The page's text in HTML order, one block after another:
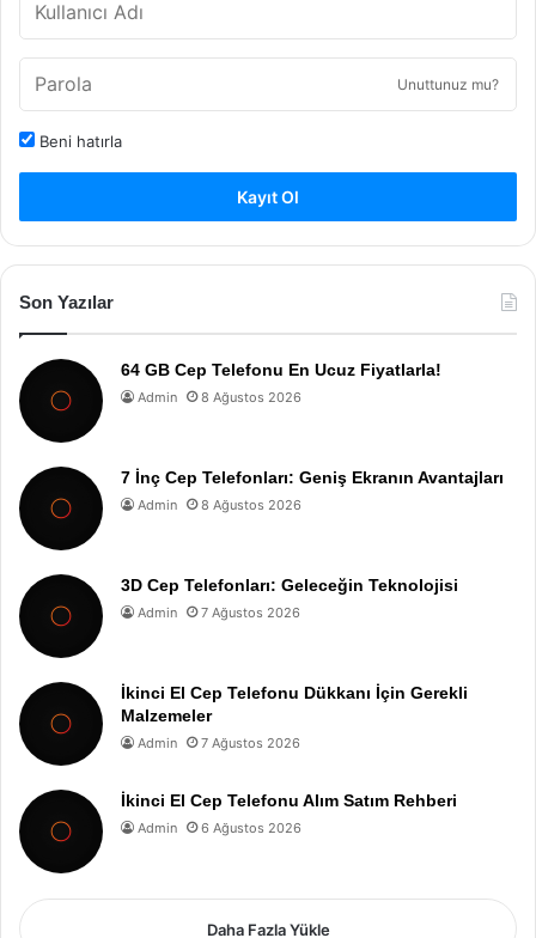
Unuttunuz mu?
Beni hatırla
Kayıt Ol
Son Yazılar
64 GB Cep Telefonu En Ucuz Fiyatlarla!
Admin 8 Ağustos 2026
7 İnç Cep Telefonları: Geniş Ekranın Avantajları
Admin 8 Ağustos 2026
3D Cep Telefonları: Geleceğin Teknolojisi
Admin 7 Ağustos 2026
İkinci El Cep Telefonu Dükkanı İçin Gerekli
Malzemeler
Admin 7 Ağustos 2026
İkinci El Cep Telefonu Alım Satım Rehberi
Admin 6 Ağustos 2026
Daha Fazla Yükle